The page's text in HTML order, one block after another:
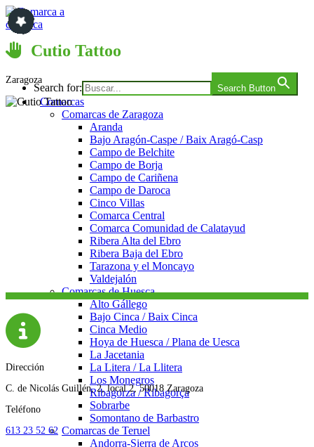
Saltar
al
contenido
Comarca a comarca
Search for: Search Button
Comarcas
Comarcas de Zaragoza
Aranda
Bajo Aragón-Caspe / Baix Aragó-Casp
Campo de Belchite
Campo de Borja
Campo de Cariñena
Campo de Daroca
Cinco Villas
Comarca Central
Comarca Comunidad de Calatayud
Ribera Alta del Ebro
Ribera Baja del Ebro
Tarazona y el Moncayo
Valdejalón
Comarcas de Huesca
Alto Gállego
Bajo Cinca / Baix Cinca
Cinca Medio
Hoya de Huesca / Plana de Uesca
La Jacetania
La Litera / La Llitera
Los Monegros
Ribagorza / Ribagorça
Sobrarbe
Somontano de Barbastro
Comarcas de Teruel
Andorra-Sierra de Arcos
Cutio Tattoo
Zaragoza
Dirección
C. de Nicolás Guillén, 2, local 2, 50018 Zaragoza
Teléfono
613 23 52 62